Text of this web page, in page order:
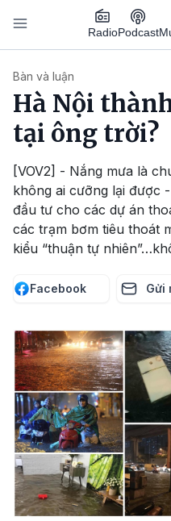
Nhảy đến nội dung
RadioPodcast
Bàn và luận
Hà Nội
tại ông trời?
[VOV2] - Nắng mưa là
không ai cưỡng lại được
đầu tư cho các dự án
các trạm bơm tiêu thoát
kiểu “thuận tự
Facebook Gửi